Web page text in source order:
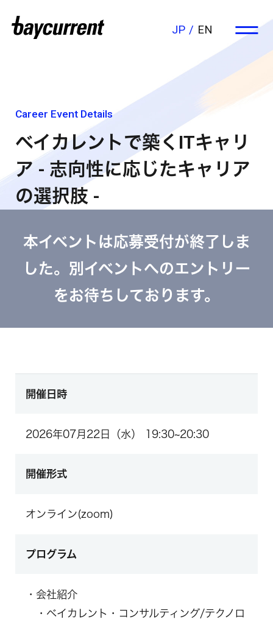
EN
JP
Career Event Details
ベイカレントで築くITキャリ
ア - 志向性に応じたキャリア
の選択肢 -
本イベントは応募受付が終了しま
した。別イベントへのエントリー
をお待ちしております。
開催日時
2026年07月22日（水） 19:30~20:30
開催形式
オンライン(zoom)
プログラム
・会社紹介
・ベイカレント・コンサルティング/テクノロ